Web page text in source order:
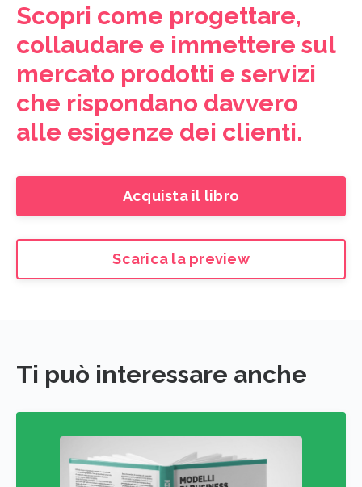
Scopri come progettare,
collaudare e immettere sul
mercato prodotti e servizi
che rispondano davvero
alle esigenze dei clienti.
Acquista il libro
Scarica la preview
Ti può interessare anche